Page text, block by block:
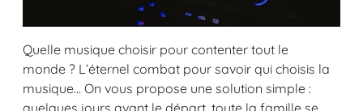
Quelle musique choisir pour contenter tout le
monde ? L’éternel combat pour savoir qui choisis la
musique… On vous propose une solution simple :